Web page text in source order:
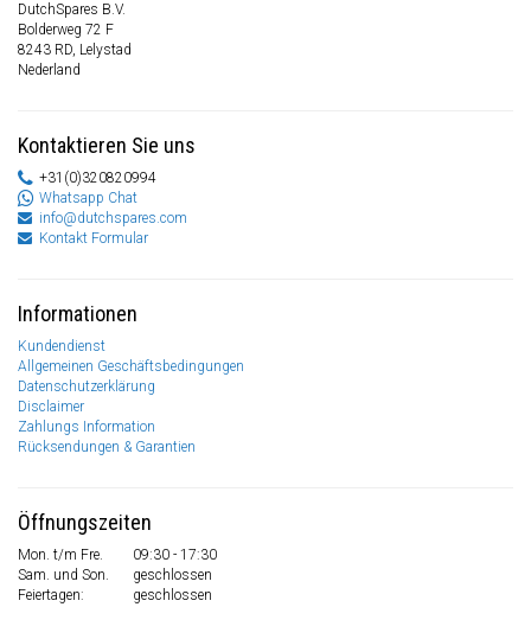
DutchSpares B.V.
Bolderweg 72 F
8243 RD, Lelystad
Nederland
Kontaktieren Sie uns
+31(0)320820994
Whatsapp Chat
info@dutchspares.com
Kontakt Formular
Informationen
Kundendienst
Allgemeinen Geschäftsbedingungen
Datenschutzerklärung
Disclaimer
Zahlungs Information
Rücksendungen & Garantien
Öffnungszeiten
Mon. t/m Fre.
09:30 - 17:30
Sam. und Son.
geschlossen
Feiertagen:
geschlossen